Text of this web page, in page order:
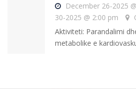
December 26-2025
30-2025 @ 2:00 pm
Aktiviteti: Parandalimi
metabolike e